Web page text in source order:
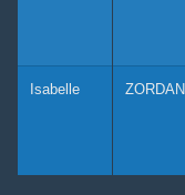
Isabelle ZORDAN